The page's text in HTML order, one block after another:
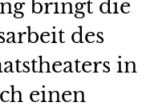
bringt die
des
in
einen